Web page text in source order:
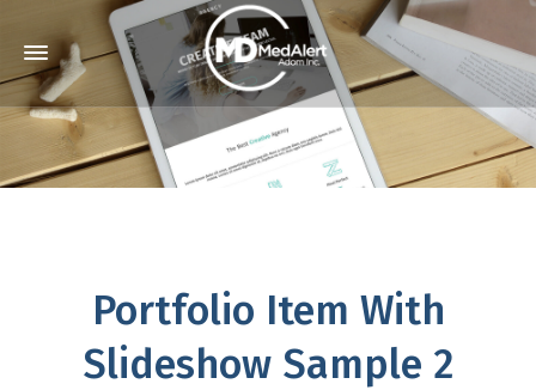
Portfolio Item With
Slideshow Sample 2